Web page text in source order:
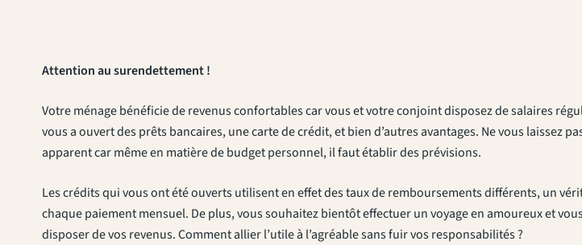
Attention au surendettement !
Votre ménage bénéficie de revenus confortables car vous et votre conjoint disposez de salaires
vous a ouvert des prêts bancaires, une carte de crédit, et bien d’autres avantages. Ne vous laissez
apparent car même en matière de budget personnel, il faut établir des prévisions.
Les crédits qui vous ont été ouverts utilisent en effet des taux de remboursements différents, un
chaque paiement mensuel. De plus, vous souhaitez bientôt effectuer un voyage en amoureux et
disposer de vos revenus. Comment allier l’utile à l’agréable sans fuir vos responsabilités ?